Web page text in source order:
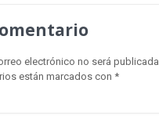
electrónico no será publicada.
están marcados con *